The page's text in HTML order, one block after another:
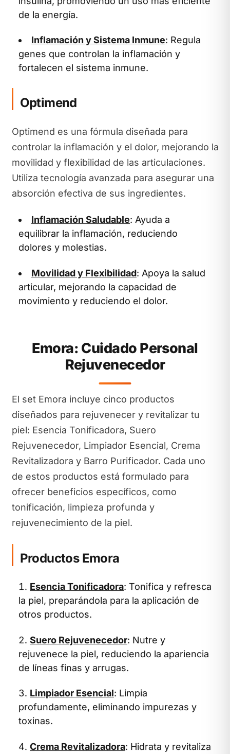
de la energía.
Inflamación y Sistema Inmune: Regula
genes que controlan la inflamación y
fortalecen el sistema inmune.
Optimend
Optimend es una fórmula diseñada para
controlar la inflamación y el dolor, mejorando la
movilidad y flexibilidad de las articulaciones.
Utiliza tecnología avanzada para asegurar una
absorción efectiva de sus ingredientes.
Inflamación Saludable: Ayuda a
equilibrar la inflamación, reduciendo
dolores y molestias.
Movilidad y Flexibilidad: Apoya la salud
articular, mejorando la capacidad de
movimiento y reduciendo el dolor.
Emora: Cuidado Personal
Rejuvenecedor
El set Emora incluye cinco productos
diseñados para rejuvenecer y revitalizar tu
piel: Esencia Tonificadora, Suero
Rejuvenecedor, Limpiador Esencial, Crema
Revitalizadora y Barro Purificador. Cada uno
de estos productos está formulado para
ofrecer beneficios específicos, como
tonificación, limpieza profunda y
rejuvenecimiento de la piel.
Productos Emora
Esencia Tonificadora: Tonifica y refresca
la piel, preparándola para la aplicación de
otros productos.
Suero Rejuvenecedor: Nutre y
rejuvenece la piel, reduciendo la apariencia
de líneas finas y arrugas.
Limpiador Esencial: Limpia
profundamente, eliminando impurezas y
toxinas.
Crema Revitalizadora: Hidrata y revitaliza